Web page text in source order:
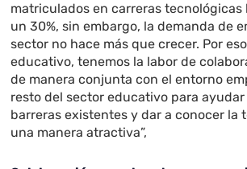
matriculados en carreras tecnológicas
un 30%, sin embargo, la demanda de
sector no hace más que crecer. Por
educativo, tenemos la labor de
de manera conjunta con el entorno
resto del sector educativo para ayudar
barreras existentes y dar a conocer la
una manera atractiva”,